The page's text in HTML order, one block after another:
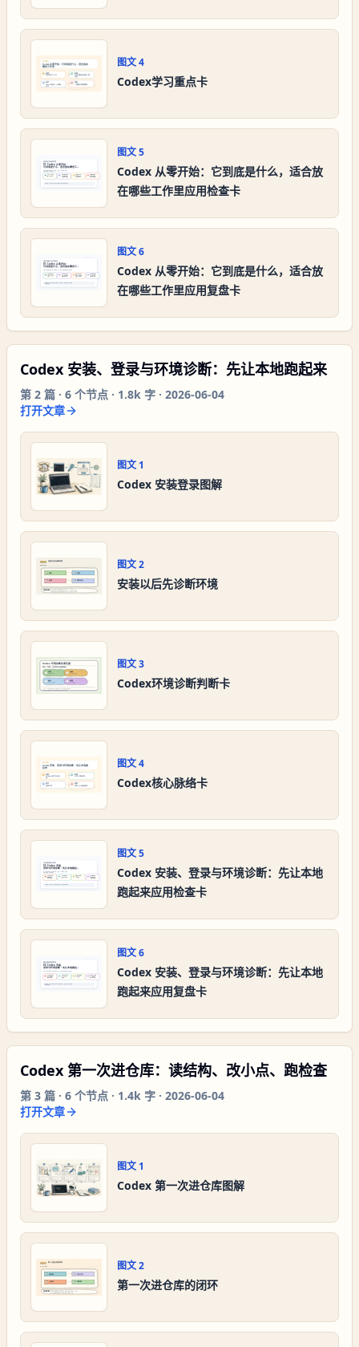
图文4
Codex学习重点卡
图文5
Codex 从零开始：它到底是什么，适合放
在哪些工作里应用检查卡
图文6
Codex 从零开始：它到底是什么，适合放
在哪些工作里应用复盘卡
Codex 安装、登录与环境诊断：先让本地跑起来
第 2 篇 · 6 个节点 · 1.8k 字 · 2026-06-04
打开文章
图文 1
Codex 安装登录图解
图文2
安装以后先诊断环境
图文3
Codex环境诊断判断卡
图文4
Codex核心脉络卡
图文5
Codex 安装、登录与环境诊断：先让本地
跑起来应用检查卡
图文6
Codex 安装、登录与环境诊断：先让本地
跑起来应用复盘卡
Codex 第一次进仓库：读结构、改小点、跑检查
第 3 篇 · 6 个节点 · 1.4k 字 · 2026-06-04
打开文章
图文 1
Codex 第一次进仓库图解
图文2
第一次进仓库的闭环